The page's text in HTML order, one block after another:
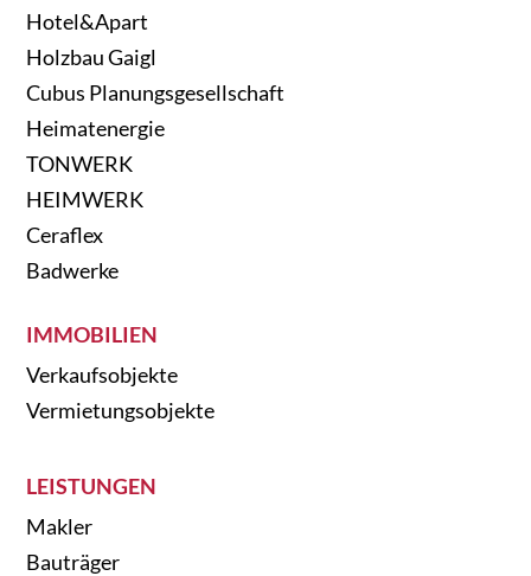
Hotel&Apart
Holzbau Gaigl
Cubus Planungsgesellschaft
Heimatenergie
TONWERK
HEIMWERK
Ceraflex
Badwerke
IMMOBILIEN
Verkaufsobjekte
Vermietungsobjekte
LEISTUNGEN
Makler
Bauträger